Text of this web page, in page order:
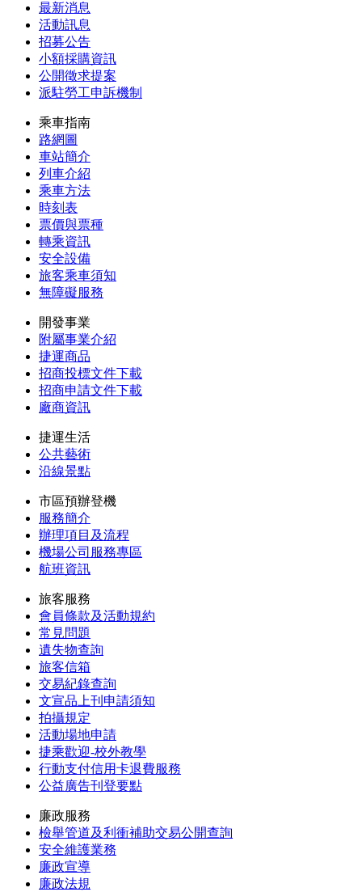
最新消息
活動訊息
招募公告
小額採購資訊
公開徵求提案
派駐勞工申訴機制
乘車指南
路網圖
車站簡介
列車介紹
乘車方法
時刻表
票價與票種
轉乘資訊
安全設備
旅客乘車須知
無障礙服務
開發事業
附屬事業介紹
捷運商品
招商投標文件下載
招商申請文件下載
廠商資訊
捷運生活
公共藝術
沿線景點
市區預辦登機
服務簡介
辦理項目及流程
機場公司服務專區
航班資訊
旅客服務
會員條款及活動規約
常見問題
遺失物查詢
旅客信箱
交易紀錄查詢
文宣品上刊申請須知
拍攝規定
活動場地申請
捷乘歡迎-校外教學
行動支付信用卡退費服務
公益廣告刊登要點
廉政服務
檢舉管道及利衝補助交易公開查詢
安全維護業務
廉政宣導
廉政法規